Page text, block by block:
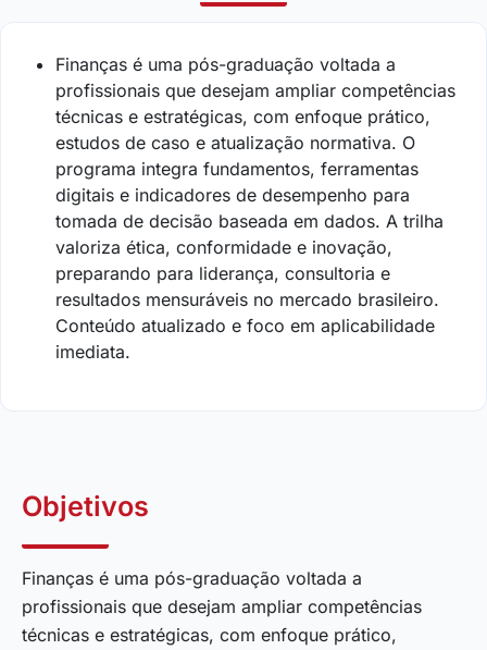
Finanças é uma pós-graduação voltada a
profissionais que desejam ampliar competências
técnicas e estratégicas, com enfoque prático,
estudos de caso e atualização normativa. O
programa integra fundamentos, ferramentas
digitais e indicadores de desempenho para
tomada de decisão baseada em dados. A trilha
valoriza ética, conformidade e inovação,
preparando para liderança, consultoria e
resultados mensuráveis no mercado brasileiro.
Conteúdo atualizado e foco em aplicabilidade
imediata.
Objetivos
Finanças é uma pós-graduação voltada a
profissionais que desejam ampliar competências
técnicas e estratégicas, com enfoque prático,